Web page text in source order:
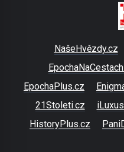
NašeHvězdy.cz
EpochaPlus.cz
21Stoleti.cz
HistoryPlus.cz